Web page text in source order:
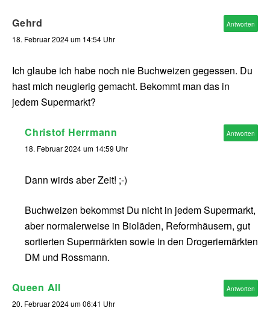
Gehrd
18. Februar 2024 um 14:54 Uhr
Ich glaube ich habe noch nie Buchweizen gegessen. Du
hast mich neugierig gemacht. Bekommt man das in
jedem Supermarkt?
Antworten
Christof Herrmann
18. Februar 2024 um 14:59 Uhr
Dann wirds aber Zeit! ;-)
Buchweizen bekommst Du nicht in jedem Supermarkt,
aber normalerweise in Bioläden, Reformhäusern, gut
sortierten Supermärkten sowie in den Drogeriemärkten
DM und Rossmann.
Antworten
Queen All
20. Februar 2024 um 06:41 Uhr
Antworten